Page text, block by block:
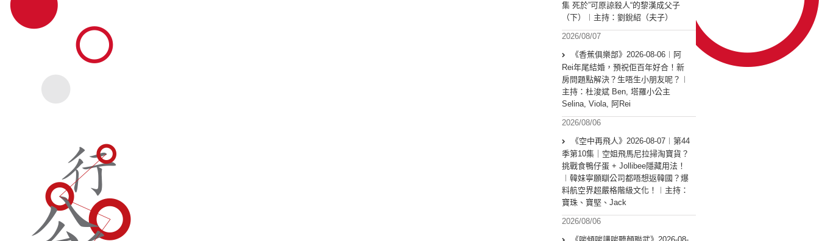
集 死於”可原諒殺人“的黎漢成父子
（下）︱主持：劉銳紹（夫子）
2026/08/07
《香蕉俱樂部》2026-08-06︱阿
Rei年尾結婚，預祝佢百年好合！新
房問題點解決？生唔生小朋友呢？︱
主持：杜浚斌 Ben, 塔羅小公主
Selina, Viola, 阿Rei
2026/08/06
《空中再飛人》2026-08-07︱第44
季第10集｜空姐飛馬尼拉掃淘寶貨？
挑戰食鴨仔蛋 + Jollibee隱藏用法！
︱韓妹寧願瞓公司都唔想返韓國？爆
料航空界超嚴格階級文化！︱主持：
寶珠、寶堅、Jack
2026/08/06